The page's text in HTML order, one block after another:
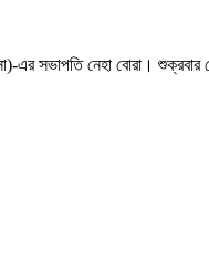
এর সভাপতি নেহা বোরা। শুক্রবার